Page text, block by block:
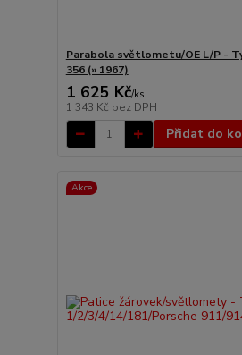
Parabola světlometu/OE L/P -
356 (» 1967)
1 625 Kč/ks
1 343 Kč bez DPH
Přidat do
Akce